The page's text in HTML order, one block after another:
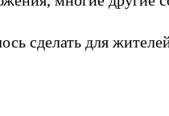
сделать для